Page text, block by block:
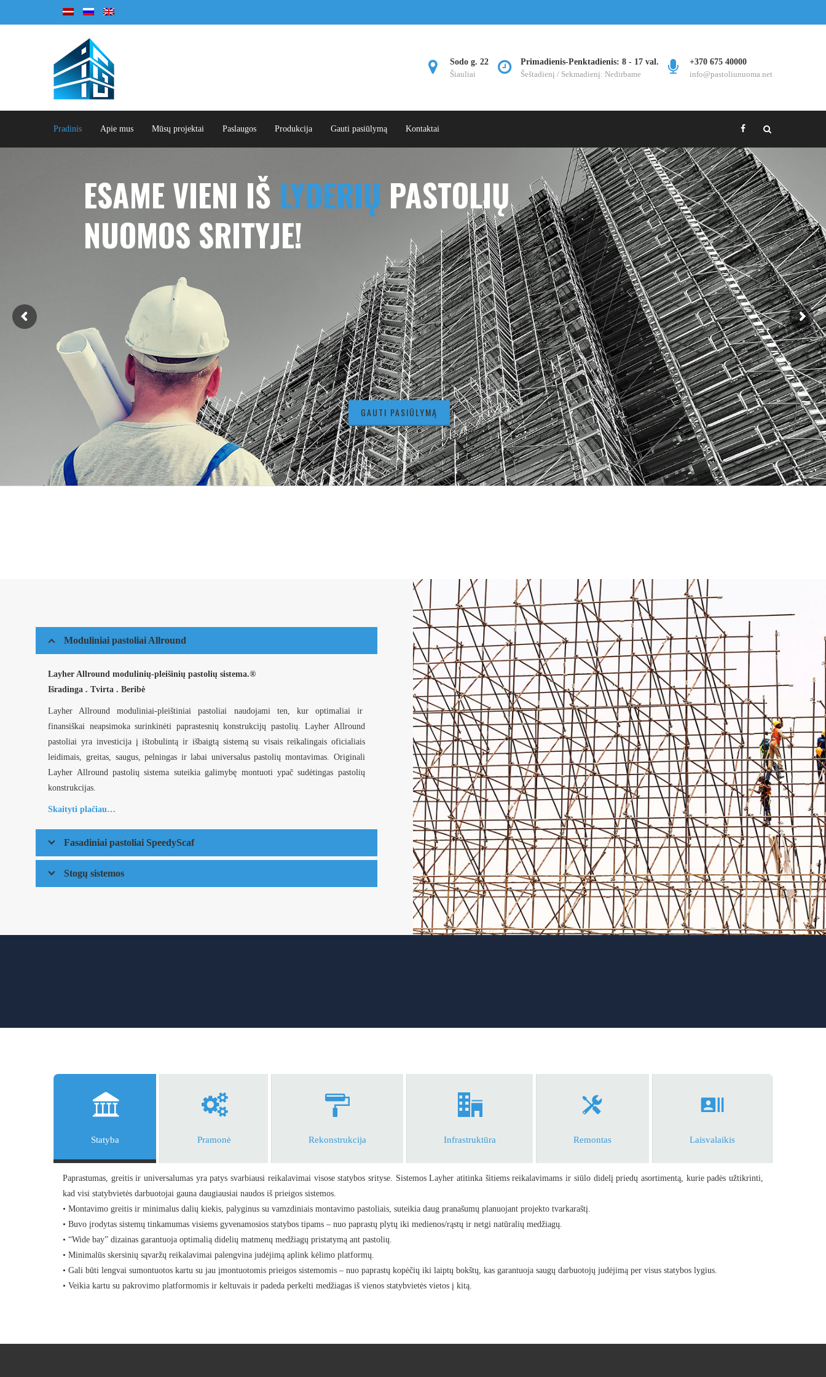
Sodo g. 22
Šiauliai
Primadienis-Penktadienis: 8 - 17 val.
Šeštadienį / Sekmadienį: Nedirbame
+370 675 40000
info@pastoliunuoma.net
Pradinis Apie mus Mūsų projektai Paslaugos Produkcija Gauti pasiūlymą Kontaktai
LYDERIŲ
GAUTI PASIŪLYMĄ
Moduliniai pastoliai Allround
Layher Allround modulinių-pleišinių pastolių sistema.®
Išradinga . Tvirta . Beribė
Layher Allround moduliniai-pleištiniai pastoliai naudojami ten, kur optimaliai ir
finansiškai neapsimoka surinkinėti paprastesnių konstrukcijų pastolių. Layher Allround
pastoliai yra investicija į ištobulintą ir išbaigtą sistemą su visais reikalingais oficialiais
leidimais, greitas, saugus, pelningas ir labai universalus pastolių montavimas. Originali
Layher Allround pastolių sistema suteikia galimybę montuoti ypač sudėtingas pastolių
konstrukcijas.
Skaityti plačiau…
Fasadiniai pastoliai SpeedyScaf
Stogų sistemos
Statyba Pramonė Rekonstrukcija Infrastruktūra Remontas Laisvalaikis
Paprastumas, greitis ir universalumas yra patys svarbiausi reikalavimai visose statybos srityse. Sistemos Layher atitinka šitiems reikalavimams ir siūlo didelį priedų asortimentą, kurie padės užtikrinti,
kad visi statybvietės darbuotojai gauna daugiausiai naudos iš prieigos sistemos.
• Montavimo greitis ir minimalus dalių kiekis, palyginus su vamzdiniais montavimo pastoliais, suteikia daug pranašumų planuojant projekto tvarkaraštį.
• Buvo įrodytas sistemų tinkamumas visiems gyvenamosios statybos tipams – nuo paprastų plytų iki medienos/rąstų ir netgi natūralių medžiagų.
• “Wide bay” dizainas garantuoja optimalią didelių matmenų medžiagų pristatymą ant pastolių.
• Minimalūs skersinių sąvaržų reikalavimai palengvina judėjimą aplink kėlimo platformų.
• Gali būti lengvai sumontuotos kartu su jau įmontuotomis prieigos sistemomis – nuo paprastų kopėčių iki laiptų bokštų, kas garantuoja saugų darbuotojų judėjimą per visus statybos lygius.
• Veikia kartu su pakrovimo platformomis ir keltuvais ir padeda perkelti medžiagas iš vienos statybvietės vietos į kitą.